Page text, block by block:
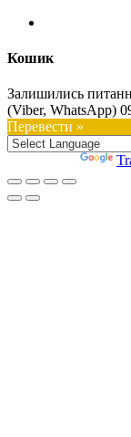
Кошик
Залишились
(Viber, WhatsApp)
Перевести »